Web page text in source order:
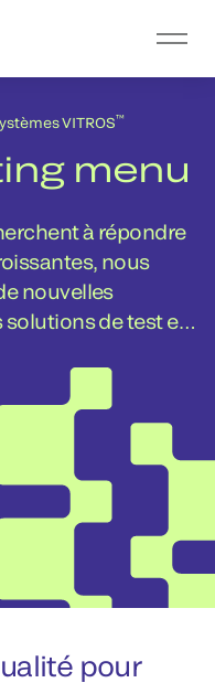
VITROS™
menu
à répondre
nous
nouvelles
de test et
pour